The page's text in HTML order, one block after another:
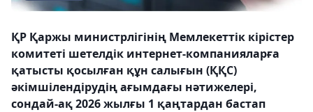
ҚР Қаржы министрлігінің Мемлекеттік кірістер
комитеті шетелдік интернет-компанияларға
қатысты қосылған құн салығын (ҚҚС)
әкімшілендірудің ағымдағы нәтижелері,
сондай-ақ 2026 жылғы 1 қаңтардан бастап